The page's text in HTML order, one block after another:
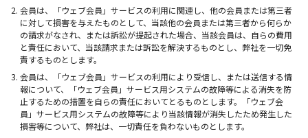
会員は、「ウェブ会員」サービスの利用に関連し、他の会員または第三者
に対して損害を与えたものとして、当該他の会員または第三者から何らか
の請求がなされ、または訴訟が提起された場合、当該会員は、自らの費用
と責任において、当該請求または訴訟を解決するものとし、弊社を一切免
責するものとします。
会員は、「ウェブ会員」サービスの利用により受信し、または送信する情
報について、「ウェブ会員」サービス用システムの故障等による消失を防
止するための措置を自らの責任においてとるものとします。「ウェブ会
員」サービス用システムの故障等により当該情報が消失したため発生した
損害等について、弊社は、一切責任を負わないものとします。